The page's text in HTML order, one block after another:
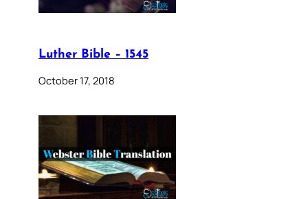
Luther Bible – 1545
October 17, 2018